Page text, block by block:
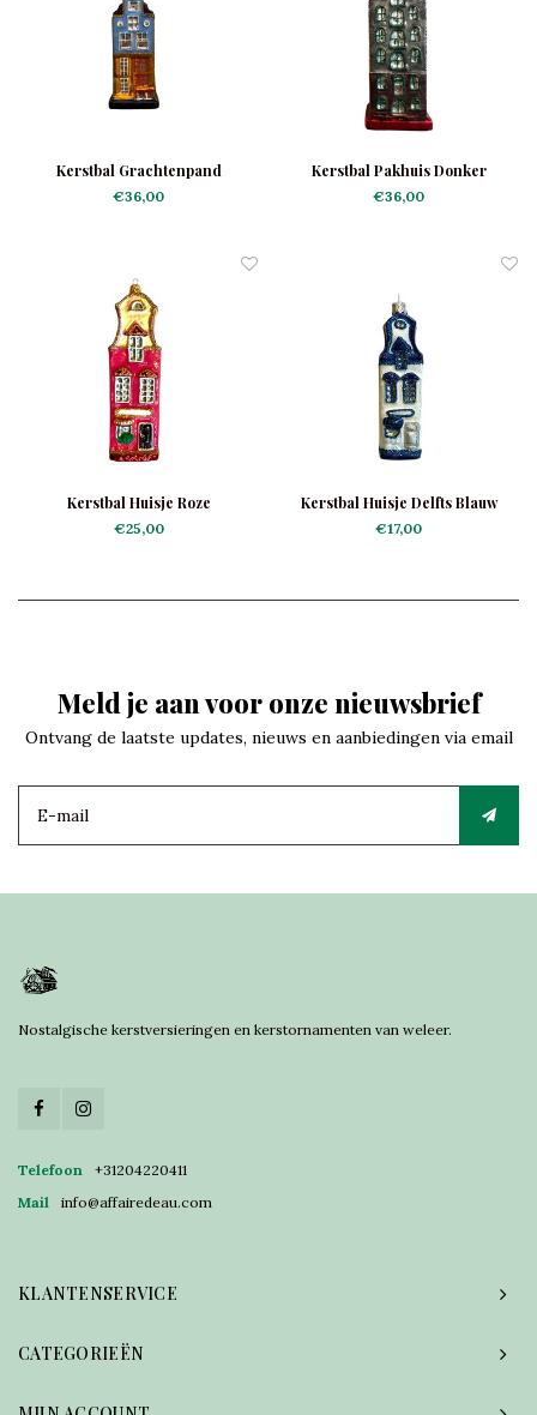
Kerstbal Grachtenpand
Lichtblauw
€36,00
Kerstbal Pakhuis Donker
€36,00
Kerstbal Huisje Roze
€25,00
Kerstbal Huisje Delfts Blauw
€17,00
Meld je aan voor onze nieuwsbrief
Ontvang de laatste updates, nieuws en aanbiedingen via email
Nostalgische kerstversieringen en kerstornamenten van weleer.
Telefoon
+31204220411
Mail
info@affairedeau.com
KLANTENSERVICE
CATEGORIEËN